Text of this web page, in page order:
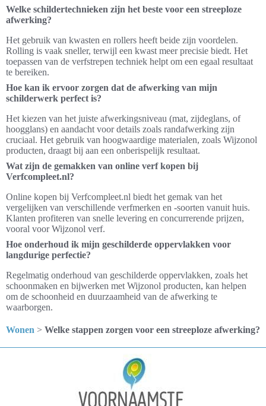
Welke schildertechnieken zijn het beste voor een streeploze
afwerking?
Het gebruik van kwasten en rollers heeft beide zijn voordelen.
Rolling is vaak sneller, terwijl een kwast meer precisie biedt. Het
toepassen van de verfstrepen techniek helpt om een egaal resultaat
te bereiken.
Hoe kan ik ervoor zorgen dat de afwerking van mijn
schilderwerk perfect is?
Het kiezen van het juiste afwerkingsniveau (mat, zijdeglans, of
hoogglans) en aandacht voor details zoals randafwerking zijn
cruciaal. Het gebruik van hoogwaardige materialen, zoals Wijzonol
producten, draagt bij aan een onberispelijk resultaat.
Wat zijn de gemakken van online verf kopen bij
Verfcompleet.nl?
Online kopen bij Verfcompleet.nl biedt het gemak van het
vergelijken van verschillende verfmerken en -soorten vanuit huis.
Klanten profiteren van snelle levering en concurrerende prijzen,
vooral voor Wijzonol verf.
Hoe onderhoud ik mijn geschilderde oppervlakken voor
langdurige perfectie?
Regelmatig onderhoud van geschilderde oppervlakken, zoals het
schoonmaken en bijwerken met Wijzonol producten, kan helpen
om de schoonheid en duurzaamheid van de afwerking te
waarborgen.
Wonen > Welke stappen zorgen voor een streeploze afwerking?